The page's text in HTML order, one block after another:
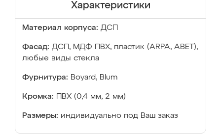
Характеристики
Материал корпуса: ДСП
Фасад: ДСП, МДФ ПВХ, пластик (ARPA, ABET),
любые виды стекла
Фурнитура: Boyard, Blum
Кромка: ПВХ (0,4 мм, 2 мм)
Размеры: индивидуально под Ваш заказ